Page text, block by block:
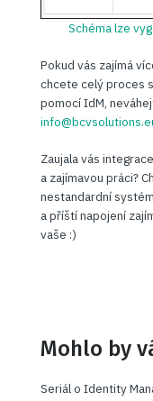
Schéma lze
Pokud vás zajímá
chcete celý proces
pomocí IdM,
Zaujala vás
a zajímavou práci?
nestandardní
a příští napojení
vaše :)
Mohlo by
Seriál o Identity